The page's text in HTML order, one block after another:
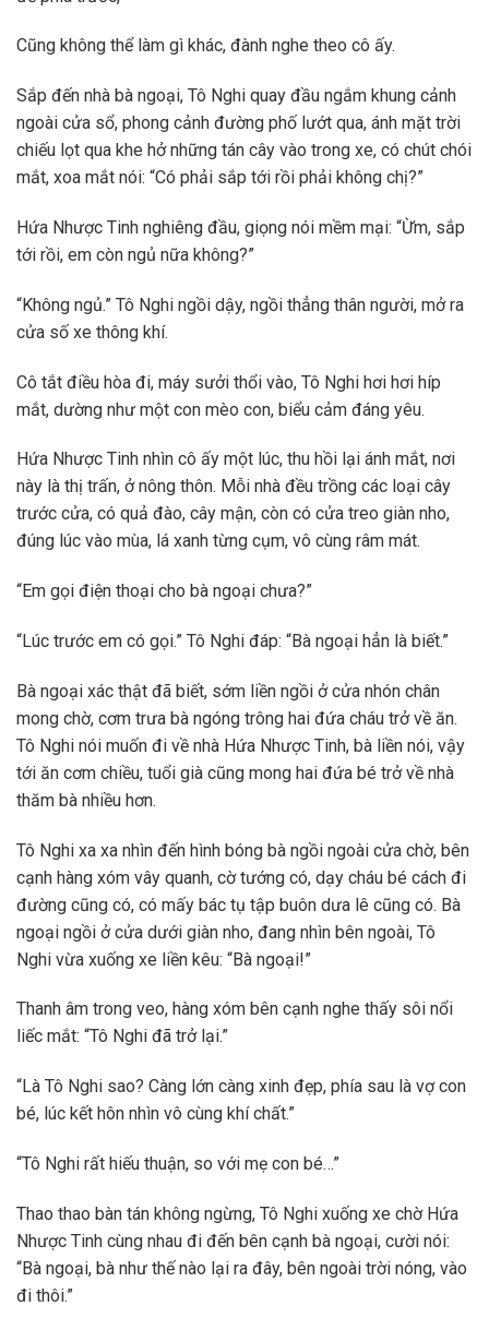
Cũng không thể làm gì khác, đành nghe theo cô ấy.
Sắp đến nhà bà ngoại, Tô Nghi quay đầu ngắm khung cảnh
ngoài cửa sổ, phong cảnh đường phố lướt qua, ánh mặt trời
chiếu lọt qua khe hở những tán cây vào trong xe, có chút chói
mắt, xoa mắt nói: “Có phải sắp tới rồi phải không chị?”
Hứa Nhược Tinh nghiêng đầu, giọng nói mềm mại: “Ừm, sắp
tới rồi, em còn ngủ nữa không?”
“Không ngủ.” Tô Nghi ngồi dậy, ngồi thẳng thân người, mở ra
cửa số xe thông khí.
Cô tắt điều hòa đi, máy sưởi thổi vào, Tô Nghi hơi hơi híp
mắt, dường như một con mèo con, biểu cảm đáng yêu.
Hứa Nhược Tinh nhìn cô ấy một lúc, thu hồi lại ánh mắt, nơi
này là thị trấn, ở nông thôn. Mỗi nhà đều trồng các loại cây
trước cửa, có quả đào, cây mận, còn có cửa treo giàn nho,
đúng lúc vào mùa, lá xanh từng cụm, vô cùng râm mát.
“Em gọi điện thoại cho bà ngoại chưa?”
“Lúc trước em có gọi.” Tô Nghi đáp: “Bà ngoại hẳn là biết.”
Bà ngoại xác thật đã biết, sớm liền ngồi ở cửa nhón chân
mong chờ, cơm trưa bà ngóng trông hai đứa cháu trở về ăn.
Tô Nghi nói muốn đi về nhà Hứa Nhược Tinh, bà liền nói, vậy
tới ăn cơm chiều, tuổi già cũng mong hai đứa bé trở về nhà
thăm bà nhiều hơn.
Tô Nghi xa xa nhìn đến hình bóng bà ngồi ngoài cửa chờ, bên
cạnh hàng xóm vây quanh, cờ tướng có, dạy cháu bé cách đi
đường cũng có, có mấy bác tụ tập buôn dưa lê cũng có. Bà
ngoại ngồi ở cửa dưới giàn nho, đang nhìn bên ngoài, Tô
Nghi vừa xuống xe liền kêu: “Bà ngoại!”
Thanh âm trong veo, hàng xóm bên cạnh nghe thấy sôi nổi
liếc mắt: “Tô Nghi đã trở lại.”
“Là Tô Nghi sao? Càng lớn càng xinh đẹp, phía sau là vợ con
bé, lúc kết hôn nhìn vô cùng khí chất.”
“Tô Nghi rất hiếu thuận, so với mẹ con bé…”
Thao thao bàn tán không ngừng, Tô Nghi xuống xe chờ Hứa
Nhược Tinh cùng nhau đi đến bên cạnh bà ngoại, cười nói:
“Bà ngoại, bà như thế nào lại ra đây, bên ngoài trời nóng, vào
đi thôi.”